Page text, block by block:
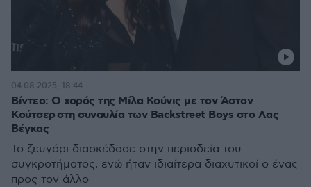
Βίντεο: Ο χορός της Μίλα Κούνις με τον Άστον
Κούτσερ στη συναυλία των Backstreet Boys στο Λας
Βέγκας
To ζευγάρι διασκέδασε στην περιοδεία του
συγκροτήματος, ενώ ήταν ιδιαίτερα διαχυτικοί ο ένας
προς τον άλλο
04.08.2025, 18:44